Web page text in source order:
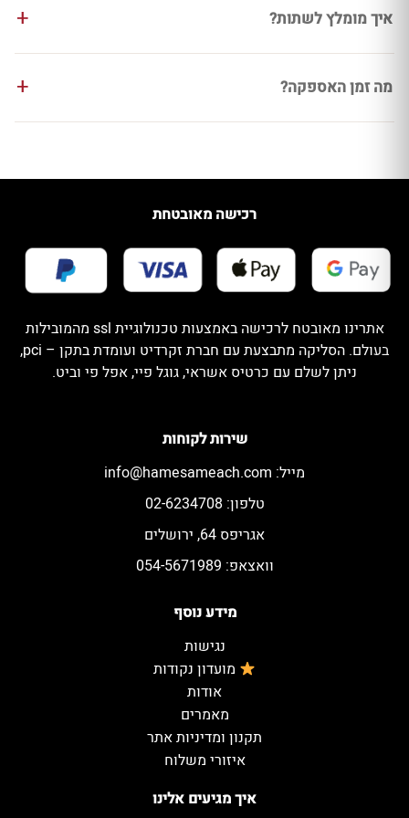
איך מומלץ לשתות?
מה זמן האספקה?
איך מגיעים אלינו
מידע נוסף
נגישות
מועדון נקודות
אודות
מאמרים
תקנון ומדיניות אתר
איזורי משלוח
שירות לקוחות
מייל: info@hamesameach.com
טלפון: 02-6234708
אגריפס 64, ירושלים
וואצאפ: 054-5671989
רכישה מאובטחת
אתרינו מאובטח לרכישה באמצעות טכנולוגיית ssl מהמובילות
בעולם. הסליקה מתבצעת עם חברת זקרדיט ועומדת בתקן – pci,
ניתן לשלם עם כרטיס אשראי, גוגל פיי, אפל פי וביט.